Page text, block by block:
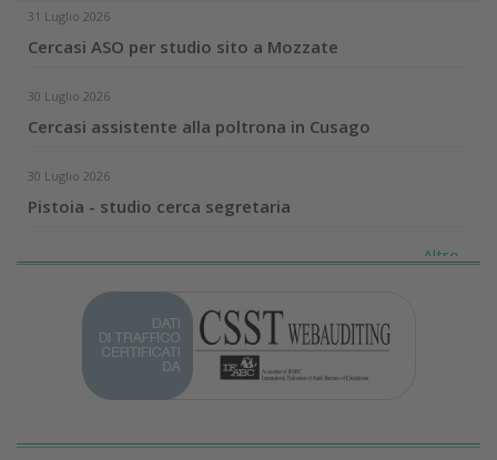
31 Luglio 2026
Cercasi ASO per studio sito a Mozzate
30 Luglio 2026
Cercasi assistente alla poltrona in Cusago
30 Luglio 2026
Pistoia - studio cerca segretaria
Altro...